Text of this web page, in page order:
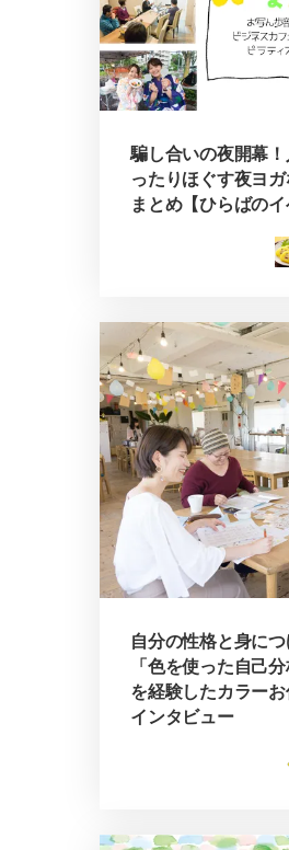
騙し合いの夜開幕
ったりほぐす夜ヨ
まとめ【ひらばのイ
自分の性格と身に
「色を使った自己
を経験したカラー
インタビュー